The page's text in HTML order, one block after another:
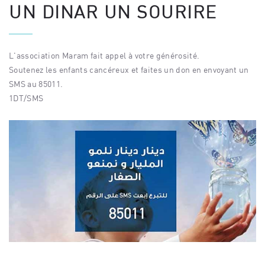
UN DINAR UN SOURIRE
L'association Maram fait appel à votre générosité.
Soutenez les enfants cancéreux et faites un don en envoyant un
SMS au 85011.
1DT/SMS